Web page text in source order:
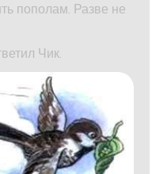
пополам. Разве не
Чик.